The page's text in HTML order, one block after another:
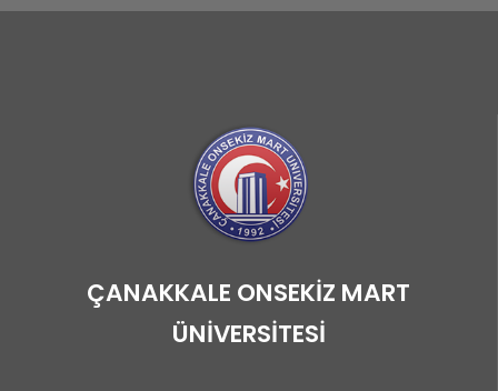
ÇANAKKALE ONSEKİZ MART
ÜNİVERSİTESİ